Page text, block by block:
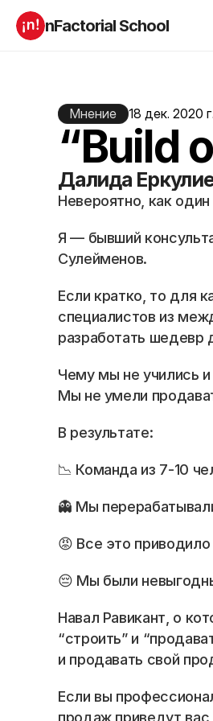
nFactorial School
Incubator 2026
Компаниям
Старт в ИТ
Андроид разработчик
Алгоритмы
iOS с 0
Python-разработчик
Product
Data
RESOURCES
COMMUNITY
Мнение 18 дек. 2020 г.
“Build
Далида
Невероятно, как
Я — бывший
Сулейменов.
Если кратко, то для
специалистов из
разработать шедевр
Чему мы не учились
Мы не умели
В результате:
📉 Команда из 7-10
👻 Мы
😡 Все это
😔 Мы были
Навал Равикант, о
“строить” и
и продавать свой
Если вы
продаж приведут вас